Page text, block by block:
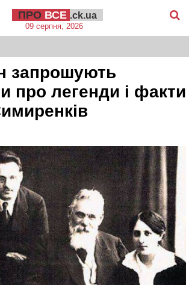
ПРО ВСЕ .ck.ua
09 серпня, 2026
запрошують
про легенди і факти